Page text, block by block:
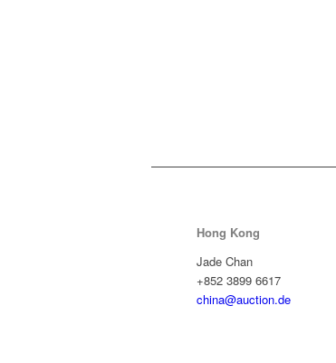
Hong Kong
Jade Chan
+852 3899 6617
china@auction.de